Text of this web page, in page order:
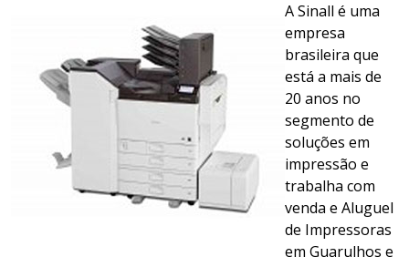
A Sinall é uma
empresa
brasileira que
está a mais de
20 anos no
segmento de
soluções em
impressão e
trabalha com
venda e Aluguel
de Impressoras
em Guarulhos e